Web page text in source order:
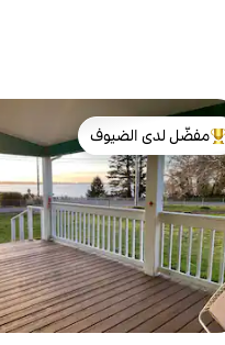
من أبرز البيوت المفضّلة لدى الضيوف
مفضّل لدى الضيوف